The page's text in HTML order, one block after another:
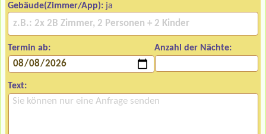
Gebäude(Zimmer/App): ja
Termin ab: Anzahl der Nächte:
Text: